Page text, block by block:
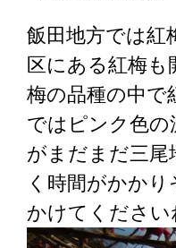
飯田地方では紅
区にある紅梅
梅の品種の中で
ではピンク色
がまだまだ三
く時間がかか
かけてください